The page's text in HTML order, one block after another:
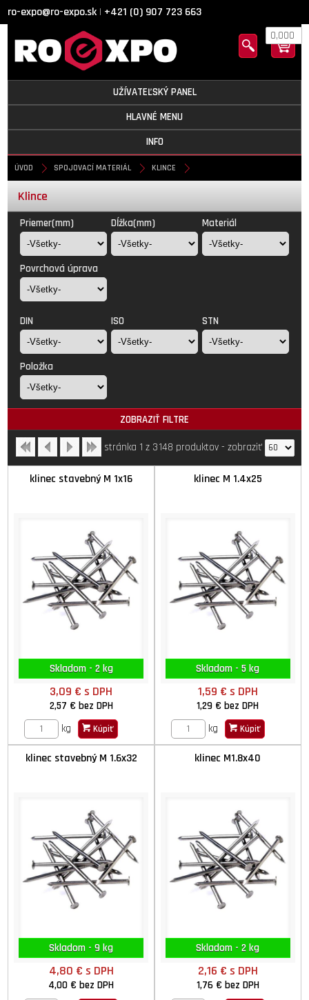
ro-expo@ro-expo.sk | +421 (0) 907 723 663
0,000
UŽÍVATEĽSKÝ PANEL
HLAVNÉ MENU
INFO
ÚVOD SPOJOVACÍ MATERIÁL KLINCE
Klince
Priemer(mm) Dĺžka(mm) Materiál
Povrchová úprava
DIN ISO STN
Položka
ZOBRAZIŤ FILTRE
stránka 1 z 3148 produktov- zobraziť
klinec stavebný M 1x16
Skladom - 2 kg
3,09 €s DPH
2,57 € bez DPH
kg
Kúpiť
klinec M 1.4x25
Skladom - 5 kg
1,59 € s DPH
1,29 €bez DPH
kg
Kúpiť
klinec stavebný M 1.6x32
Skladom - 9 kg
4,80 € s DPH
4,00 €bez DPH
klinec M1.8x40
Skladom - 2 kg
2,16 € s DPH
1,76 € bez DPH